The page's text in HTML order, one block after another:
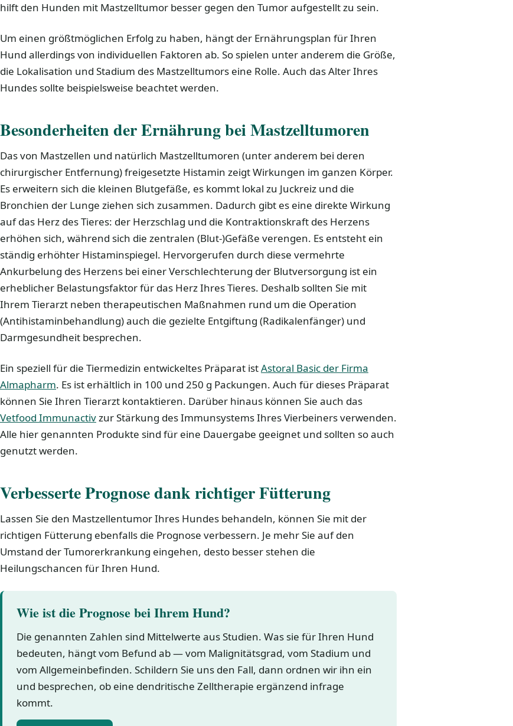
hilft den Hunden mit Mastzelltumor besser gegen den Tumor aufgestellt zu sein.
Um einen größtmöglichen Erfolg zu haben, hängt der Ernährungsplan für Ihren
Hund allerdings von individuellen Faktoren ab. So spielen unter anderem die Größe,
die Lokalisation und Stadium des Mastzelltumors eine Rolle. Auch das Alter Ihres
Hundes sollte beispielsweise beachtet werden.
Besonderheiten der Ernährung bei Mastzelltumoren
Das von Mastzellen und natürlich Mastzelltumoren (unter anderem bei deren
chirurgischer Entfernung) freigesetzte Histamin zeigt Wirkungen im ganzen Körper.
Es erweitern sich die kleinen Blutgefäße, es kommt lokal zu Juckreiz und die
Bronchien der Lunge ziehen sich zusammen. Dadurch gibt es eine direkte Wirkung
auf das Herz des Tieres: der Herzschlag und die Kontraktionskraft des Herzens
erhöhen sich, während sich die zentralen (Blut-)Gefäße verengen. Es entsteht ein
ständig erhöhter Histaminspiegel. Hervorgerufen durch diese vermehrte
Ankurbelung des Herzens bei einer Verschlechterung der Blutversorgung ist ein
erheblicher Belastungsfaktor für das Herz Ihres Tieres. Deshalb sollten Sie mit
Ihrem Tierarzt neben therapeutischen Maßnahmen rund um die Operation
(Antihistaminbehandlung) auch die gezielte Entgiftung (Radikalenfänger) und
Darmgesundheit besprechen.
Ein speziell für die Tiermedizin entwickeltes Präparat istAstoral Basic der Firma
Almapharm. Es ist erhältlich in 100 und 250 g Packungen. Auch für dieses Präparat
können Sie Ihren Tierarzt kontaktieren. Darüber hinaus können Sie auch das
Vetfood Immunactivzur Stärkung des Immunsystems Ihres Vierbeiners verwenden.
Alle hier genannten Produkte sind für eine Dauergabe geeignet und sollten so auch
genutzt werden.
Verbesserte Prognose dank richtiger Fütterung
Lassen Sie den Mastzellentumor Ihres Hundes behandeln, können Sie mit der
richtigen Fütterung ebenfalls die Prognose verbessern. Je mehr Sie auf den
Umstand der Tumorerkrankung eingehen, desto besser stehen die
Heilungschancen für Ihren Hund.
Wie ist die Prognose bei Ihrem Hund?
Die genannten Zahlen sind Mittelwerte aus Studien. Was sie für Ihren Hund
bedeuten, hängt vom Befund ab — vom Malignitätsgrad, vom Stadium und
vom Allgemeinbefinden. Schildern Sie uns den Fall, dann ordnen wir ihn ein
und besprechen, ob eine dendritische Zelltherapie ergänzend infrage
kommt.